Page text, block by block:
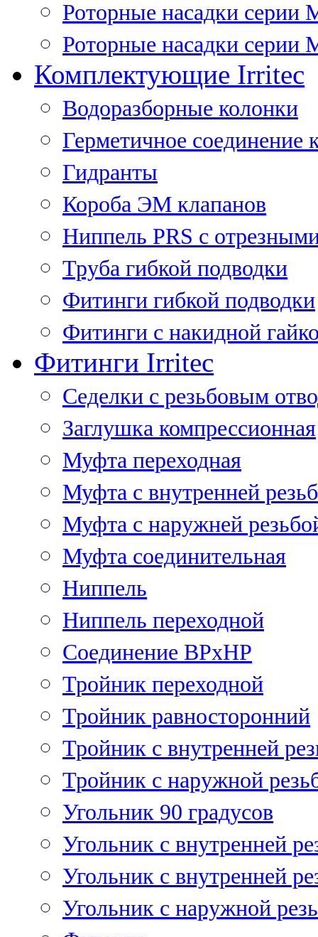
Роторные насадки серии
Роторные насадки серии
Комплектующие Irritec
Водоразборные колонки
Герметичное соединение
Гидранты
Короба ЭМ клапанов
Ниппель PRS с
Труба гибкой подводки
Фитинги гибкой подводки
Фитинги с накидной
Фитинги Irritec
Седелки с резьбовым
Заглушка компрессионная
Муфта переходная
Муфта с внутренней
Муфта с наружней
Муфта соединительная
Ниппель
Ниппель переходной
Соединение ВРхНР
Тройник переходной
Тройник равносторонний
Тройник с внутренней
Тройник с наружной
Угольник 90 градусов
Угольник c внутренней
Угольник с внутренней
Угольник с наружной